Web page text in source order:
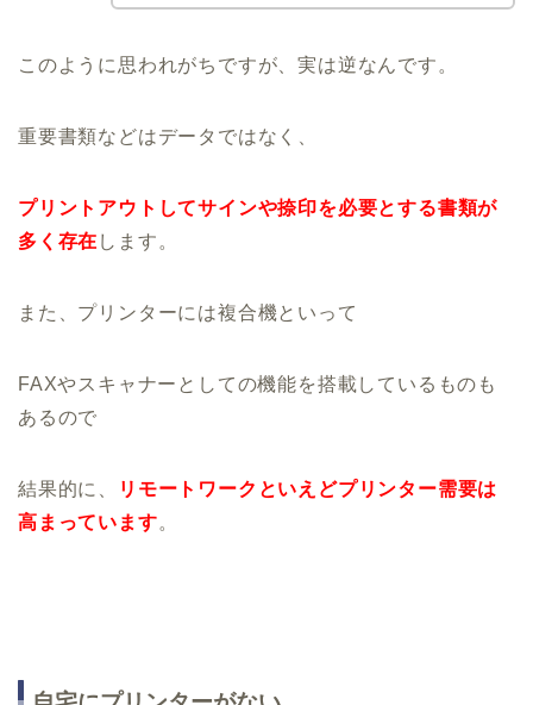
このように思われがちですが、実は逆なんです。
重要書類などはデータではなく、
プリントアウトしてサインや捺印を必要とする書類が
多く存在 します。
また、プリンターには複合機といって
FAXやスキャナーとしての機能を搭載しているものも
あるので
結果的に、
リモートワークといえどプリンター需要は
高まっています。